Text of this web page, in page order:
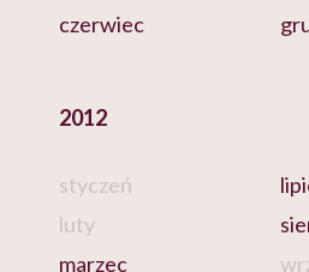
czerwiec
2012
styczeń
luty
marzec